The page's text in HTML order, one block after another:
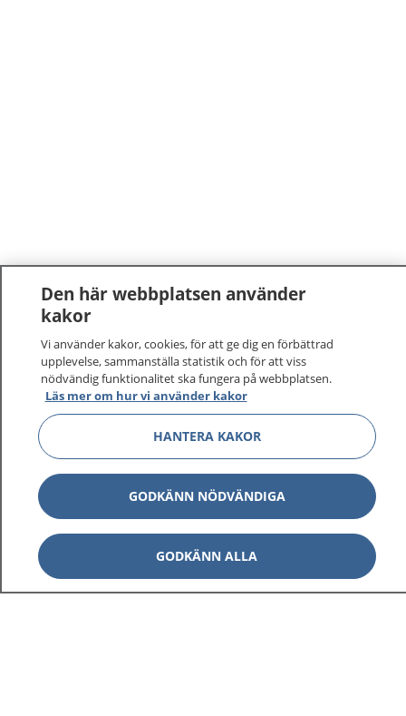
1177–tryggt om din hälsa och vård
På 1177.se får du råd om hälsa och information om
sjukdomar och vilka mottagningar du kan kontakta.
Logga in för att läsa din journal och göra dina
vårdärenden. Ring telefonnummer 1177 för
sjukvårdsrådgivning dygnet runt.
1177 ger dig råd när du vill må bättre.
Den här webbplatsen använder
kakor
Vi använder kakor, cookies, för att ge dig en förbättrad
upplevelse, sammanställa statistik och för att viss
nödvändig funktionalitet ska fungera på webbplatsen.
Läs mer om hur vi använder kakor
HANTERA KAKOR
GODKÄNN NÖDVÄNDIGA
GODKÄNN ALLA